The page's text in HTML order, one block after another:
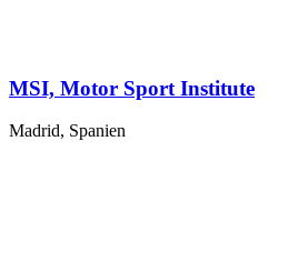
MSI, Motor Sport Institute
Madrid, Spanien